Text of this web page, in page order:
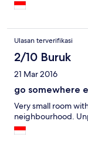
Ulasan terverifikasi
2/10 Buruk
21 Mar 2016
go somewhere
Very small room
neighbourhood.